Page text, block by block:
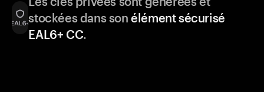
stockées dans sonélément sécurisé
EAL6+ CC.